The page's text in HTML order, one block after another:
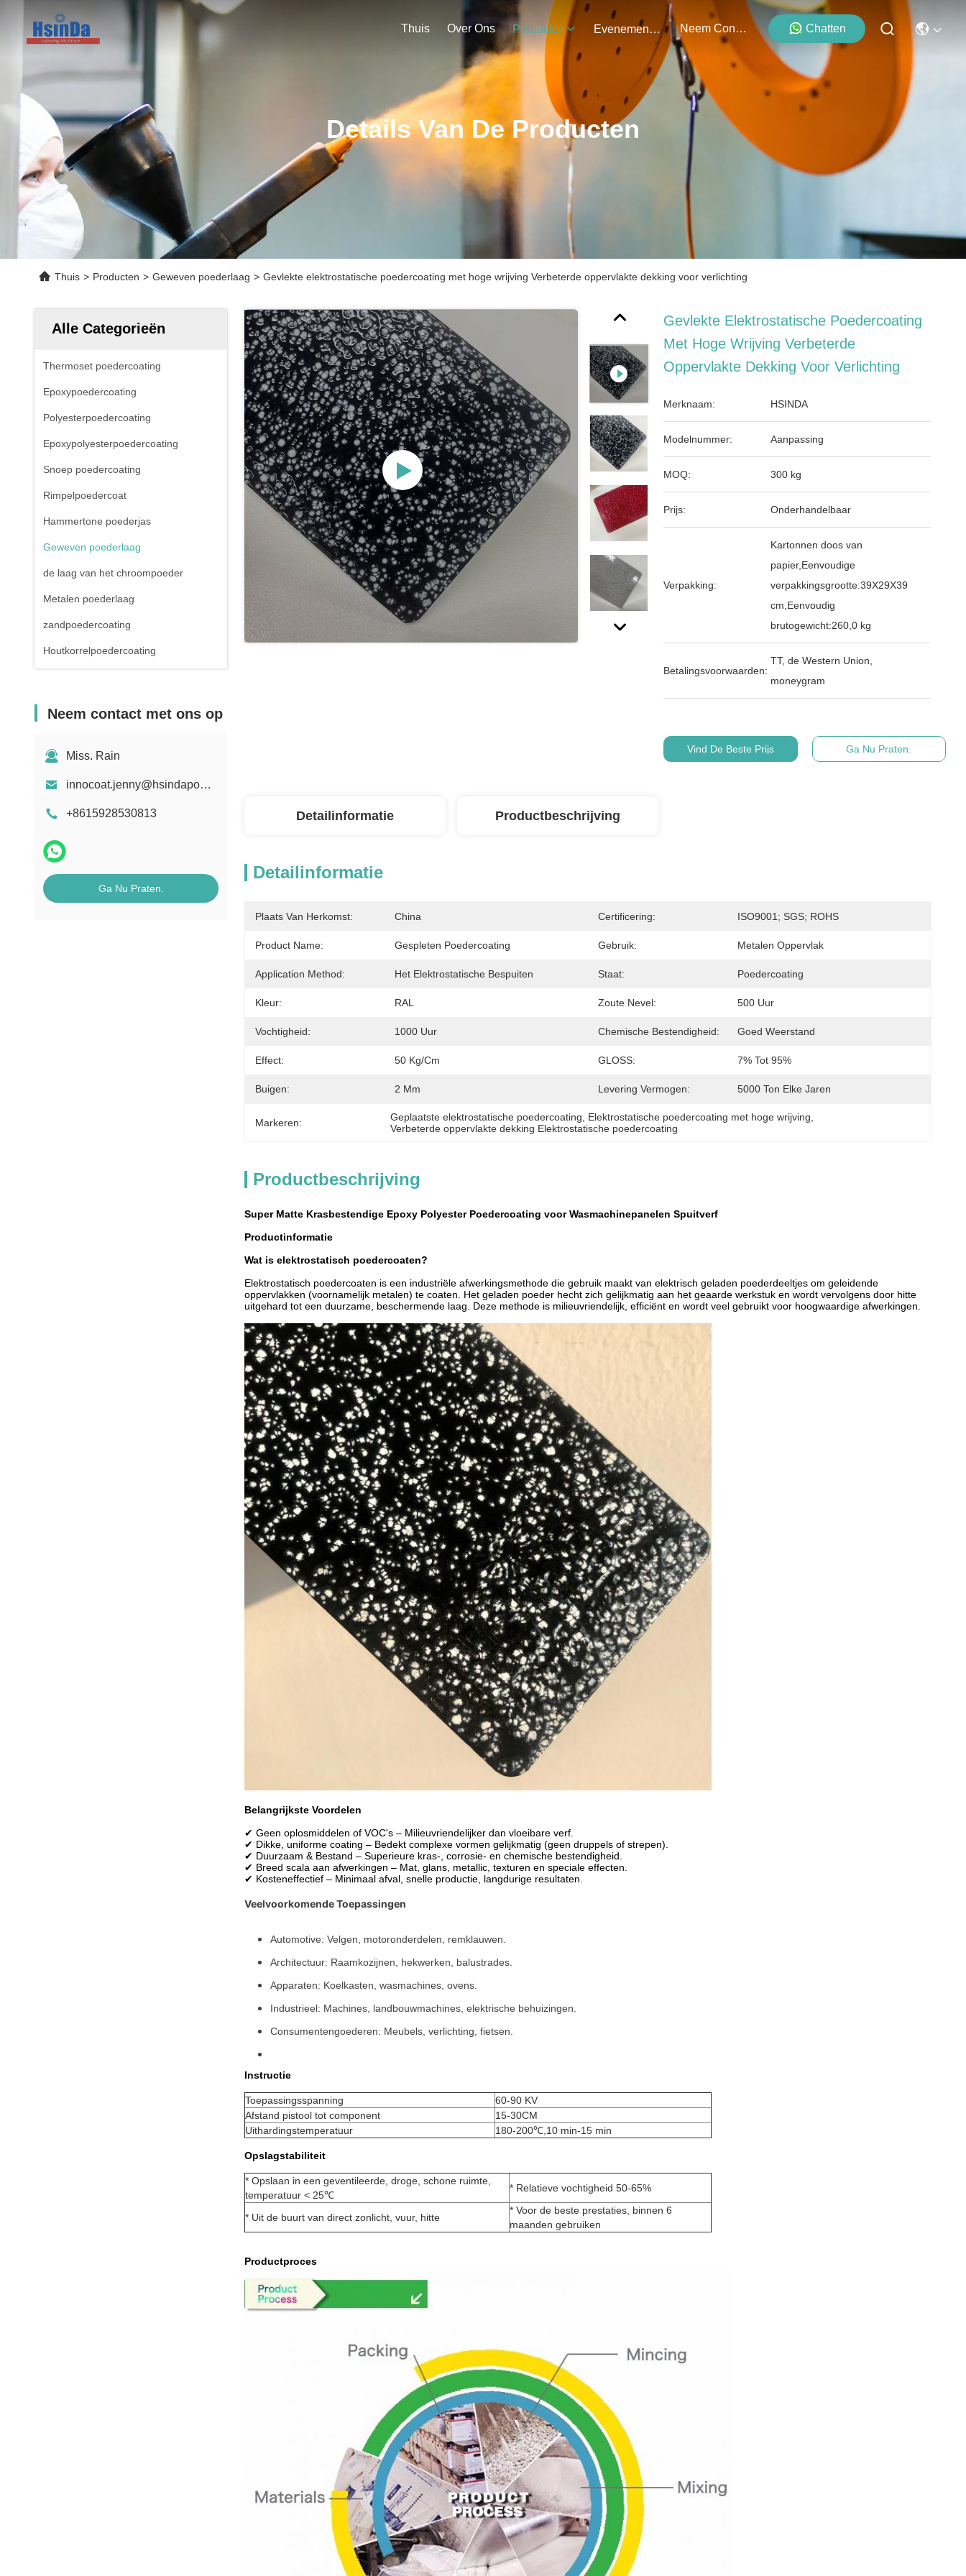
Thuis Over Ons Producten Evenementen Neem Contact Met Ons Op Chatten
Details Van De Producten
Thuis > Producten > Geweven poederlaag > Gevlekte elektrostatische poedercoating met hoge wrijving Verbeterde oppervlakte dekking voor verlichting
Alle Categorieën
Thermoset poedercoating
Epoxypoedercoating
Polyesterpoedercoating
Epoxypolyesterpoedercoating
Snoep poedercoating
Rimpelpoedercoat
Hammertone poederjas
Geweven poederlaag
de laag van het chroompoeder
Metalen poederlaag
zandpoedercoating
Houtkorrelpoedercoating
Neem contact met ons op
Miss. Rain
innocoat.jenny@hsindapowdercoating.com
+8615928530813
Ga Nu Praten.
Gevlekte Elektrostatische Poedercoating
Met Hoge Wrijving Verbeterde
Oppervlakte Dekking Voor Verlichting
Merknaam: HSINDA
Modelnummer: Aanpassing
MOQ: 300 kg
Prijs: Onderhandelbaar
Verpakking:
Kartonnen doos van
papier,Eenvoudige
verpakkingsgrootte:39X29X39
cm,Eenvoudig
brutogewicht:260,0 kg
Betalingsvoorwaarden:
TT, de Western Union,
moneygram
Vind De Beste Prijs Ga Nu Praten.
Detailinformatie Productbeschrijving
Detailinformatie
Plaats Van Herkomst: China Certificering: ISO9001; SGS; ROHS
Product Name: Gespleten Poedercoating Gebruik: Metalen Oppervlak
Application Method: Het Elektrostatische Bespuiten Staat: Poedercoating
Kleur: RAL Zoute Nevel: 500 Uur
Vochtigheid: 1000 Uur Chemische Bestendigheid: Goed Weerstand
Effect: 50 Kg/cm GLOSS: 7% Tot 95%
Buigen: 2 Mm Levering Vermogen: 5000 Ton Elke Jaren
Markeren: Geplaatste elektrostatische poedercoating Elektrostatische poedercoating met hoge wrijving
Verbeterde oppervlakte dekking Elektrostatische poedercoating
Productbeschrijving
Super Matte Krasbestendige Epoxy Polyester Poedercoating voor Wasmachinepanelen Spuitverf
Productinformatie
Wat is elektrostatisch poedercoaten?
Elektrostatisch poedercoaten is een industriële afwerkingsmethode die gebruik maakt van elektrisch geladen poederdeeltjes om geleidende
oppervlakken (voornamelijk metalen) te coaten. Het geladen poeder hecht zich gelijkmatig aan het geaarde werkstuk en wordt vervolgens door hitte
uitgehard tot een duurzame, beschermende laag. Deze methode is milieuvriendelijk, efficiënt en wordt veel gebruikt voor hoogwaardige afwerkingen.
Belangrijkste Voordelen
✔ Geen oplosmiddelen of VOC's – Milieuvriendelijker dan vloeibare verf.
✔ Dikke, uniforme coating – Bedekt complexe vormen gelijkmatig (geen druppels of strepen).
✔ Duurzaam & Bestand – Superieure kras-, corrosie- en chemische bestendigheid.
✔ Breed scala aan afwerkingen – Mat, glans, metallic, texturen en speciale effecten.
✔ Kosteneffectief – Minimaal afval, snelle productie, langdurige resultaten.
Veelvoorkomende Toepassingen
Automotive: Velgen, motoronderdelen, remklauwen.
Architectuur: Raamkozijnen, hekwerken, balustrades.
Apparaten: Koelkasten, wasmachines, ovens.
Industrieel: Machines, landbouwmachines, elektrische behuizingen.
Consumentengoederen: Meubels, verlichting, fietsen.
Instructie
Toepassingsspanning
60-90 KV
Afstand pistool tot component
15-30CM
Uithardingstemperatuur
180-200℃,10 min-15 min
Opslagstabiliteit
* Opslaan in een geventileerde, droge, schone ruimte,
temperatuur < 25℃
* Relatieve vochtigheid 50-65%
* Uit de buurt van direct zonlicht, vuur, hitte
* Voor de beste prestaties, binnen 6
maanden gebruiken
Productproces